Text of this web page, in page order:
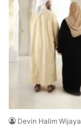
Devin Halim Wijaya